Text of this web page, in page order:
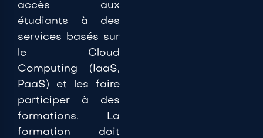
accès aux
étudiants à des
services basés sur
le Cloud
Computing (IaaS,
PaaS) et les faire
participer à des
formations. La
formation doit